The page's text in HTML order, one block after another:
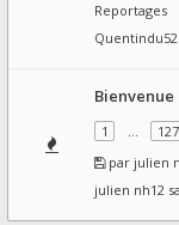
Reportages
Quentindu52
1 … 127
par julien
julien nh12